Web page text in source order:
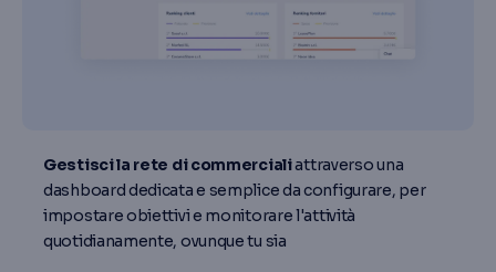
Gestisci la rete di commercialiattraverso una
dashboard dedicata e semplice da configurare, per
impostare obiettivi e monitorare l'attività
quotidianamente, ovunque tu sia